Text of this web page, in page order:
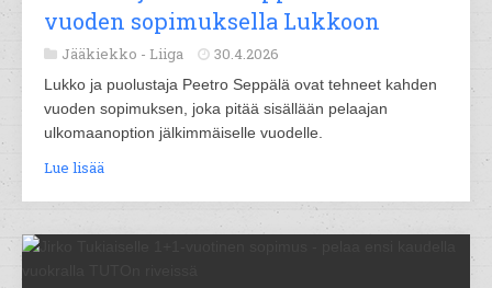
vuoden sopimuksella Lukkoon
Jääkiekko - Liiga 30.4.2026
Lukko ja puolustaja Peetro Seppälä ovat tehneet kahden
vuoden sopimuksen, joka pitää sisällään pelaajan
ulkomaanoption jälkimmäiselle vuodelle.
Lue lisää